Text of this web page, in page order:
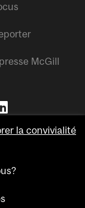
McGill
la convivialité